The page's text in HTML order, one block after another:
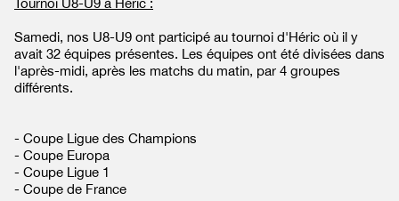
Tournoi U8-U9 à Héric :
Samedi, nos U8-U9 ont participé au tournoi d'Héric où il y
avait 32 équipes présentes. Les équipes ont été divisées dans
l'après-midi, après les matchs du matin, par 4 groupes
différents.
- Coupe Ligue des Champions
- Coupe Europa
- Coupe Ligue 1
- Coupe de France